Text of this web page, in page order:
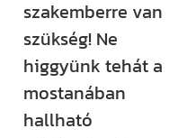
szakemberre van
szükség! Ne
higgyünk tehát a
mostanában
hallható